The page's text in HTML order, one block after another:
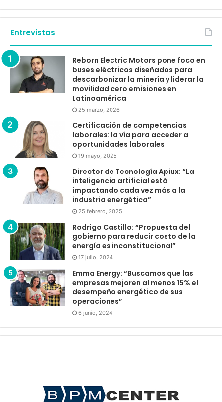
Entrevistas
Reborn Electric Motors pone foco en
buses eléctricos diseñados para
descarbonizar la minería y liderar la
movilidad cero emisiones en
Latinoamérica
25 marzo, 2026
Certificación de competencias
laborales: la vía para acceder a
oportunidades laborales
19 mayo, 2025
Director de Tecnología Apiux: “La
inteligencia artificial está
impactando cada vez más a la
industria energética”
25 febrero, 2025
Rodrigo Castillo: “Propuesta del
gobierno para reducir costo de la
energía es inconstitucional”
17 julio, 2024
Emma Energy: “Buscamos que las
empresas mejoren al menos 15% el
desempeño energético de sus
operaciones”
6 junio, 2024